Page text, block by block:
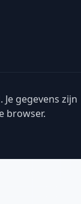
gegevens zijn
browser.